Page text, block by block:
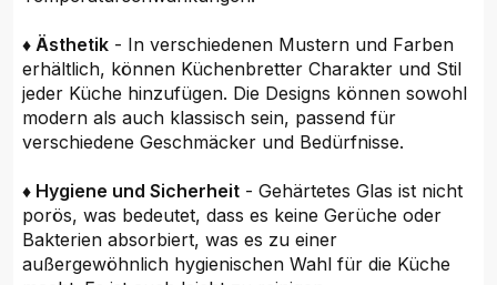
♦ Ästhetik - In verschiedenen Mustern und Farben
erhältlich, können Küchenbretter Charakter und Stil
jeder Küche hinzufügen. Die Designs können sowohl
modern als auch klassisch sein, passend für
verschiedene Geschmäcker und Bedürfnisse.
♦ Hygiene und Sicherheit - Gehärtetes Glas ist nicht
porös, was bedeutet, dass es keine Gerüche oder
Bakterien absorbiert, was es zu einer
außergewöhnlich hygienischen Wahl für die Küche